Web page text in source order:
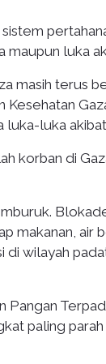
luka
masih terus
luka-luka
korban di
air
wilayah
Pangan
paling